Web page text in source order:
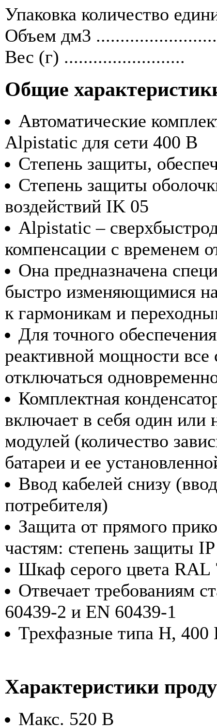
Упаковка количество
Объем дм3 .........................
Вес (г) .........................
Общие
Автоматические
Alpistatic для сети 400 В
Степень защиты,
Степень защиты
воздействий IK 05
Alpistatic –
компенсации с временем
Она предназначена
быстро изменяющимися
к гармоникам и
Для точного
реактивной мощности все
отключаться
Комплектная
включает в себя один
модулей (количество
батареи и ее
Ввод кабелей снизу
потребителя)
Защита от прямого
частям: степень защиты
Шкаф серого цвета
Отвечает требованиям
60439-2 и EN 60439-1
Трехфазные типа H,
Характеристики
Макс. 520 В